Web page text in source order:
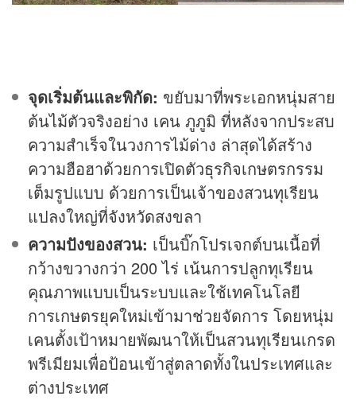
จุดเริ่มต้นและพิกัด: ขยับมาที่พระเอกหนุ่มสาย
ต้นไม้ตัวจริงอย่าง เคน ภูภูมิ ที่หลังจากประสบ
ความสำเร็จในวงการไม้ด่าง ล่าสุดได้สร้าง
ความฮือฮาด้วยการเปิดตัวธุรกิจเกษตรกรรม
เต็มรูปแบบ ด้วยการเป็นเจ้าของสวนทุเรียน
แปลงใหญ่ที่จังหวัดสงขลา
ความปังของสวน: เป็นบิ๊กโปรเจกต์บนเนื้อที่
กว้างขวางกว่า 200 ไร่ เน้นการปลูกทุเรียน
คุณภาพแบบเป็นระบบและใช้เทคโนโลยี
การเกษตรยุคใหม่เข้ามาช่วยจัดการ โดยหนุ่ม
เคนตั้งเป้าหมายพัฒนาให้เป็นสวนทุเรียนเกรด
พรีเมียมเพื่อป้อนเข้าสู่ตลาดทั้งในประเทศและ
ต่างประเทศ